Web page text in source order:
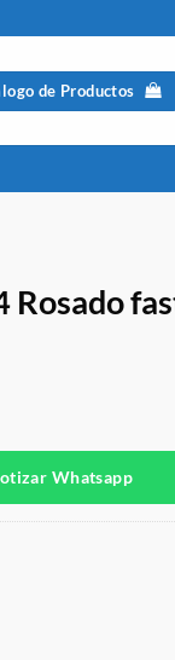
de Productos
Rosado
Whatsapp